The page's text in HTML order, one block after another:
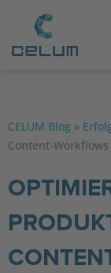
CELUM Blog »